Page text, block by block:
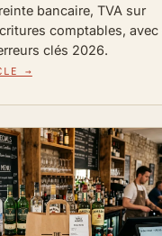
bancaire, TVA sur
comptables, avec
clés 2026.
→